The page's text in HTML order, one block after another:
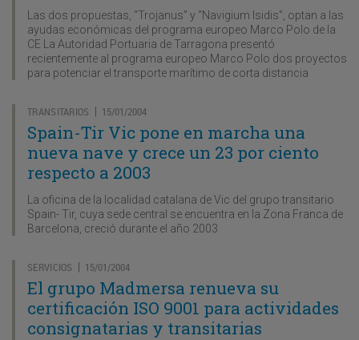
Las dos propuestas, “Trojanus” y “Navigium Isidis”, optan a las
ayudas económicas del programa europeo Marco Polo de la
CE La Autoridad Portuaria de Tarragona presentó
recientemente al programa europeo Marco Polo dos proyectos
para potenciar el transporte marítimo de corta distancia
TRANSITARIOS | 15/01/2004
Spain-Tir Vic pone en marcha una
nueva nave y crece un 23 por ciento
respecto a 2003
La oficina de la localidad catalana de Vic del grupo transitario
Spain- Tir, cuya sede central se encuentra en la Zona Franca de
Barcelona, creció durante el año 2003
SERVICIOS | 15/01/2004
El grupo Madmersa renueva su
certificación ISO 9001 para actividades
consignatarias y transitarias